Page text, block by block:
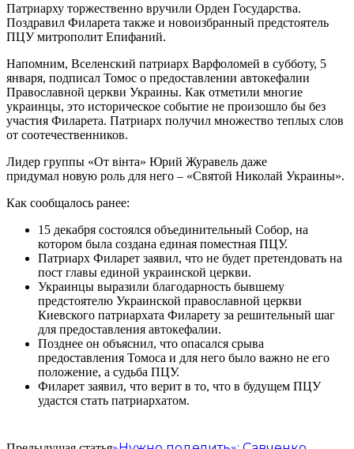
Патриарху торжественно вручили Орден Государства.
Поздравил Филарета также и новоизбранный предстоятель
ПЦУ митрополит Епифаний.
Напомним, Вселенский патриарх Варфоломей в субботу, 5
января, подписал Томос о предоставлении автокефалии
Православной церкви Украины. Как отметили многие
украинцы, это историческое событие не произошло бы без
участия Филарета. Патриарх получил множество теплых слов
от соотечественников.
Лидер группы «От вінта» Юрий Журавель даже
придумал новую роль для него – «Святой Николай Украины».
Как сообщалось ранее:
15 декабря состоялся объединительный Собор, на
котором была создана единая поместная ПЦУ.
Патриарх Филарет заявил, что не будет претендовать на
пост главы единой украинской церкви.
Украинцы выразили благодарность бывшему
предстоятелю Украинской православной церкви
Киевского патриархата Филарету за решительный шаг
для предоставления автокефалии.
Позднее он объяснил, что опасался срыва
предоставления Томоса и для него было важно не его
положение, а судьба ПЦУ.
Филарет заявил, что верит в то, что в будущем ПЦУ
удастся стать патриархатом.